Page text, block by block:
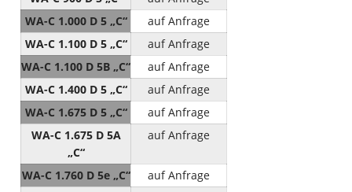
WA-C 1.000 D 5 „C“
auf Anfrage
WA-C 1.100 D 5 „C“
auf Anfrage
WA-C 1.100 D 5B „C“
auf Anfrage
WA-C 1.400 D 5 „C“
auf Anfrage
WA-C 1.675 D 5 „C“
auf Anfrage
WA-C 1.675 D 5A
„C“
auf Anfrage
WA-C 1.760 D 5e „C“
auf Anfrage